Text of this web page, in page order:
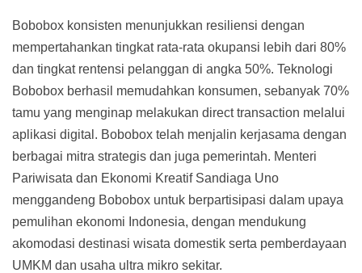
Bobobox konsisten menunjukkan resiliensi dengan
mempertahankan tingkat rata-rata okupansi lebih dari 80%
dan tingkat rentensi pelanggan di angka 50%. Teknologi
Bobobox berhasil memudahkan konsumen, sebanyak 70%
tamu yang menginap melakukan direct transaction melalui
aplikasi digital. Bobobox telah menjalin kerjasama dengan
berbagai mitra strategis dan juga pemerintah. Menteri
Pariwisata dan Ekonomi Kreatif Sandiaga Uno
menggandeng Bobobox untuk berpartisipasi dalam upaya
pemulihan ekonomi Indonesia, dengan mendukung
akomodasi destinasi wisata domestik serta pemberdayaan
UMKM dan usaha ultra mikro sekitar.